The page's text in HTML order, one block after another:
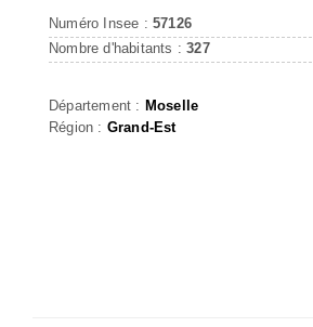
Numéro Insee : 57126
Nombre d'habitants :327
Département : Moselle
Région : Grand-Est